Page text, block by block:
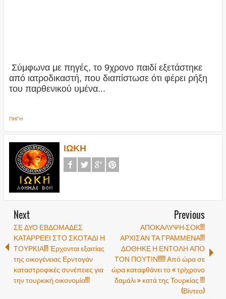
Σύμφωνα με πηγές, το 9χρονο παιδί εξετάστηκε
από ιατροδικαστή, που διαπίστωσε ότι φέρει ρήξη
του παρθενικού υμένα...
ΠΗΓΗ
ΙΩΚΗ
Next
ΣΕ ΔΥΟ ΕΒΔΟΜΑΔΕΣ
ΚΑΤΑΡΡΕΕΙ ΣΤΟ ΣΚΟΤΑΔΙ Η
ΤΟΥΡΚΙΑ!!! Έρχονται εξαιτίας
της οικογένειας Ερντογάν
καταστροφικές συνέπειες για
την τουρκική οικονομία!!!
Previous
ΑΠΟΚΑΛΥΨΗ-ΣΟΚ!!!
ΑΡΧΙΣΑΝ ΤΑ ΓΡΑΜΜΕΝΑ!!!
ΔΟΘΗΚΕ Η ΕΝΤΟΛΗ ΑΠΟ
ΤΟΝ ΠΟΥΤΙΝ!!!!! Από ώρα σε
ώρα καταφθάνει το « τρίχρονο
δαμάλι » κατά της Τουρκίας !!!
(Βίντεο)